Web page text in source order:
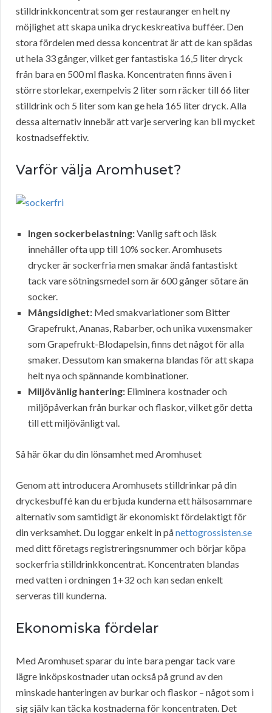
stilldrinkkoncentrat som ger restauranger en helt ny
möjlighet att skapa unika dryckeskreativa bufféer. Den
stora fördelen med dessa koncentrat är att de kan spädas
ut hela 33 gånger, vilket ger fantastiska 16,5 liter dryck
från bara en 500 ml flaska. Koncentraten finns även i
större storlekar, exempelvis 2 liter som räcker till 66 liter
stilldrink och 5 liter som kan ge hela 165 liter dryck. Alla
dessa alternativ innebär att varje servering kan bli mycket
kostnadseffektiv.
Varför välja Aromhuset?
Ingen sockerbelastning:Vanlig saft och läsk
innehåller ofta upp till 10% socker. Aromhusets
drycker är sockerfria men smakar ändå fantastiskt
tack vare sötningsmedel som är 600 gånger sötare än
socker.
Mångsidighet: Med smakvariationer som Bitter
Grapefrukt, Ananas, Rabarber, och unika vuxensmaker
som Grapefrukt-Blodapelsin, finns det något för alla
smaker. Dessutom kan smakerna blandas för att skapa
helt nya och spännande kombinationer.
Miljövänlig hantering: Eliminera kostnader och
miljöpåverkan från burkar och flaskor, vilket gör detta
till ett miljövänligt val.
Så här ökar du din lönsamhet med Aromhuset
Genom att introducera Aromhusets stilldrinkar på din
dryckesbuffé kan du erbjuda kunderna ett hälsosammare
alternativ som samtidigt är ekonomiskt fördelaktigt för
din verksamhet. Du loggar enkelt in pånettogrossisten.se
med ditt företags registreringsnummer och börjar köpa
sockerfria stilldrinkkoncentrat. Koncentraten blandas
med vatten i ordningen 1+32 och kan sedan enkelt
serveras till kunderna.
Ekonomiska fördelar
Med Aromhuset sparar du inte bara pengar tack vare
lägre inköpskostnader utan också på grund av den
minskade hanteringen av burkar och flaskor – något som i
sig själv kan täcka kostnaderna för koncentraten. Det